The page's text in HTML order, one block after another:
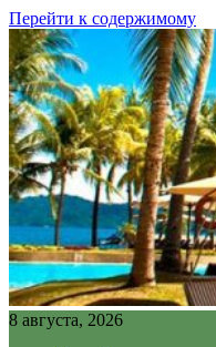
Перейти к содержимому
8 августа, 2026